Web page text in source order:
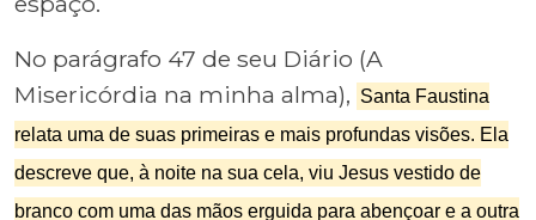
No parágrafo 47 de seu Diário (A
Misericórdia na minha alma), Santa Faustina
relata uma de suas primeiras e mais profundas visões. Ela
descreve que, à noite na sua cela, viu Jesus vestido de
branco com uma das mãos erguida para abençoar e a outra